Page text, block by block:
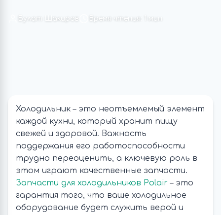
Булат Шакиров Время чтения: 1 мин
Холодильник – это неотъемлемый элемент
каждой кухни, который хранит пищу
свежей и здоровой. Важность
поддержания его работоспособности
трудно переоценить, а ключевую роль в
этом играют качественные запчасти.
Запчасти для холодильников Polair – это
гарантия того, что ваше холодильное
оборудование будет служить верой и